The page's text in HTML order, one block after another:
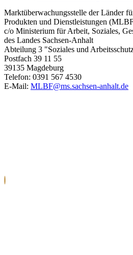
Marktüberwachungsstelle der Länder
Produkten und Dienstleistungen
c/o Ministerium für Arbeit, Soziales,
des Landes Sachsen-Anhalt
Abteilung 3 "Soziales und
Postfach 39 11 55
39135 Magdeburg
Telefon: 0391 567 4530
E-Mail: MLBF@ms.sachsen-anhalt.de